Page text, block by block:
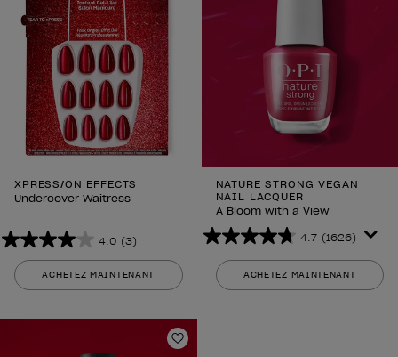
XPRESS/ON EFFECTS
Undercover Waitress
4.0 (3)
4.0
sur
5
ACHETEZ MAINTENANT
NATURE STRONG VEGAN
NAIL LACQUER
A Bloom with a View
4.7 (1626)
4.7
sur
5
ACHETEZ MAINTENANT
Ajouter aux favoris